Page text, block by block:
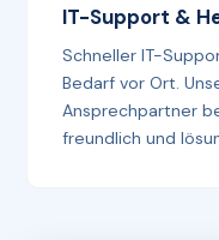
IT-Support &
Schneller IT-
Bedarf vor Ort.
Ansprechpartner
freundlich und